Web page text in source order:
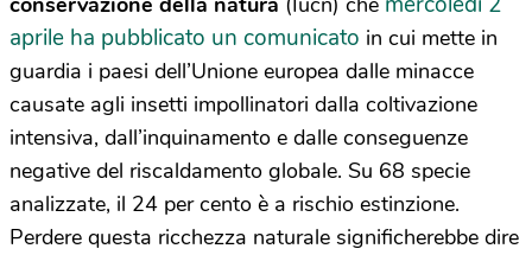
aprile ha pubblicato un comunicato in cui mette in
guardia i paesi dell’Unione europea dalle minacce
causate agli insetti impollinatori dalla coltivazione
intensiva, dall’inquinamento e dalle conseguenze
negative del riscaldamento globale. Su 68 specie
analizzate, il 24 per cento è a rischio estinzione.
Perdere questa ricchezza naturale significherebbe dire